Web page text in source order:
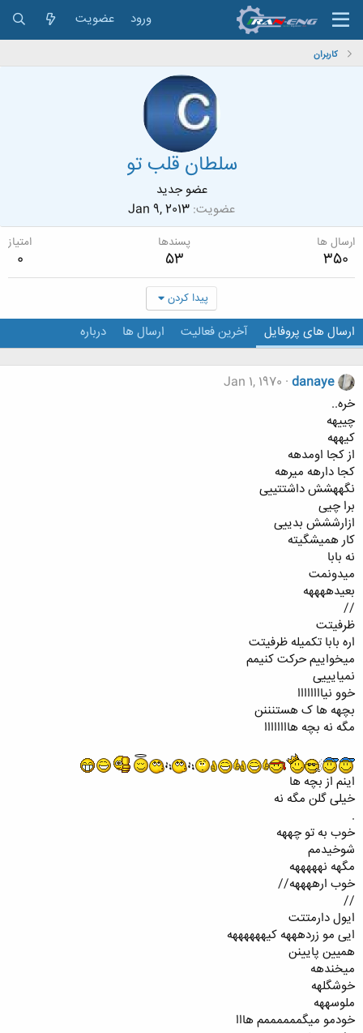
ورود عضویت
کاربران
سلطان قلب تو
عضو جدید
عضویت Jan 9, 2013
ارسال ها
350
پسندها
53
امتیاز
0
پیدا کردن
ارسال های پروفایل آخرین فعالیت ارسال ها درباره
danaye
Jan 1, 1970
خره..
چییهه
کیههه
از کجا اومدهه
کجا دارهه میرهه
نگههشش داشتتییی
برا چیی
ازارششش بدییی
کار همیشگیته
نه بابا
میدونمت
بعیدههههه
//
ظرفیتت
اره بابا تکمیله ظرفیتت
میخواییم حرکت کنیمم
نمیایییی
خوو نیاااااااا
بچهه ها ک هستنننن
مگه نه بچه هاااااااا
اینم از بچه ها
خیلی گلن مگه نه
.
خوب به تو چههه
شوخیدمم
مگهه نهههههه
خوب ارههههه//
//
ایول دارمتتت
ایی مو زردهههه کیههههههه
همیین پایینن
میخندهه
خوشگلهه
ملوسههه
خودمو میگممممممم هااا